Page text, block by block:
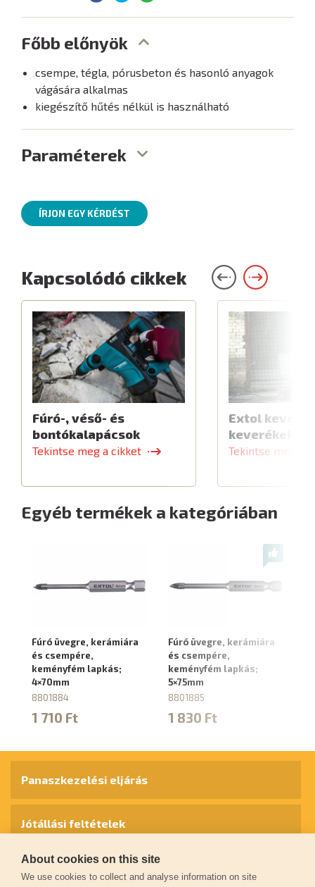
Főbb előnyök
csempe, tégla, pórusbeton és hasonló anyagok
vágására alkalmas
kiegészítő hűtés nélkül is használható
Paraméterek
ÍRJON EGY KÉRDÉST
Kapcsolódó cikkek
Fúró-, véső- és
bontókalapácsok
Tekintse meg a cikket
Extol
Tekintse meg a
Egyéb termékek a kategóriában
Fúró üvegre, kerámiára
és csempére,
keményfém lapkás;
4×70mm
8801884
1 710 Ft
Fúró üvegre, kerámiára
és csempére,
keményfém lapkás;
5×75mm
8801885
1 830 Ft
Panaszkezelési eljárás
Jótállási feltételek
Személyes adatok védelme
About cookies on this site
We use cookies to collect and analyse information on site